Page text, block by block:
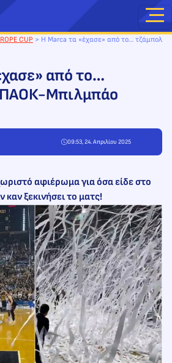
CUP > Η Marca τα «έχασε» από το… τζάμπολ
από το…
Μπιλμπάο
09:53, 24. Απριλίου 2025
αφιέρωμα για όσα είδε στο
ξεκινήσει το ματς!